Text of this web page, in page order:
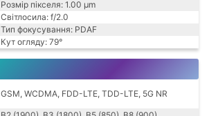
Розмір пікселя: 1.00 µm
Світлосила: f/2.0
Тип фокусування: PDAF
Кут огляду: 79°
GSM, WCDMA, FDD-LTE, TDD-LTE, 5G NR